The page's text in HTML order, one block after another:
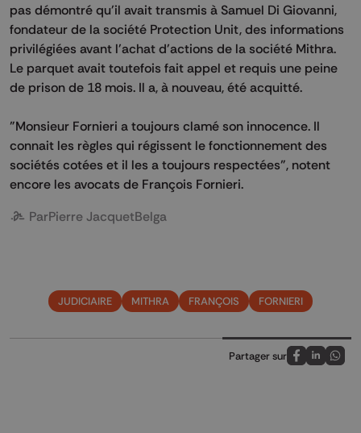
pas démontré qu'il avait transmis à Samuel Di Giovanni,
fondateur de la société Protection Unit, des informations
privilégiées avant l'achat d'actions de la société Mithra.
Le parquet avait toutefois fait appel et requis une peine
de prison de 18 mois. Il a, à nouveau, été acquitté.
"Monsieur Fornieri a toujours clamé son innocence. Il
connait les règles qui régissent le fonctionnement des
sociétés cotées et il les a toujours respectées", notent
encore les avocats de François Fornieri.
ParPierre JacquetBelga
JUDICIAIRE MITHRA FRANÇOIS FORNIERI
Partager sur
Partagez sur
Partagez